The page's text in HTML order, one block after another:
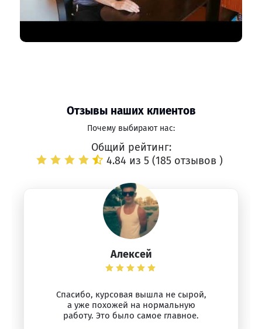
Отзывы наших клиентов
Почему выбирают нас:
Общий рейтинг:
4.84 из 5 (185 отзывов )
Алексей
Спасибо, курсовая вышла не сырой,
а уже похожей на нормальную
работу. Это было самое главное.